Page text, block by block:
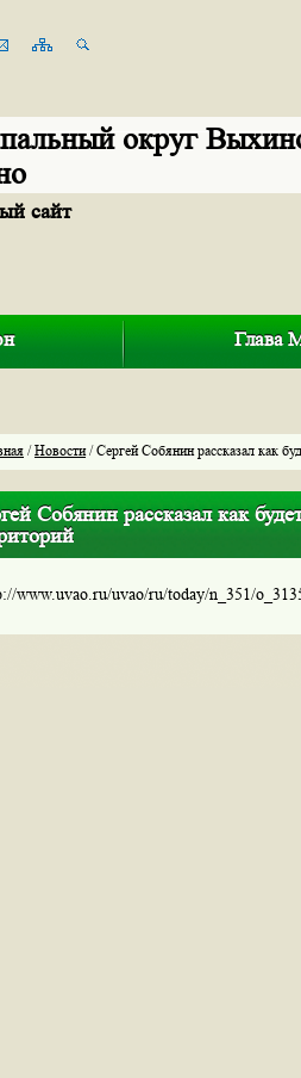
округ
сайт
Глава
/Новости/ Сергей Собянин рассказал как
Собянин рассказал как
www.uvao.ru/uvao/ru/today/n_351/